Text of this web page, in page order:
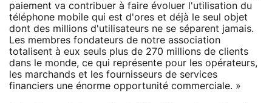
paiement va contribuer à faire évoluer l'utilisation du
téléphone mobile qui est d'ores et déjà le seul objet
dont des millions d'utilisateurs ne se séparent jamais.
Les membres fondateurs de notre association
totalisent à eux seuls plus de 270 millions de clients
dans le monde, ce qui représente pour les opérateurs,
les marchands et les fournisseurs de services
financiers une énorme opportunité commerciale. »